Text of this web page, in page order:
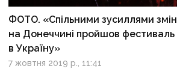
ФОТО. «Спільними зусиллями
на Донеччині пройшов фестиваль
в Україну»
7 жовтня 2019 р., 11:41